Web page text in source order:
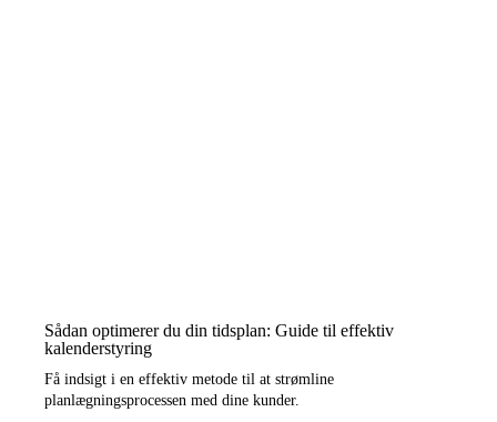
Sådan optimerer du din tidsplan: Guide til effektiv
kalenderstyring
Få indsigt i en effektiv metode til at strømline
planlægningsprocessen med dine kunder.